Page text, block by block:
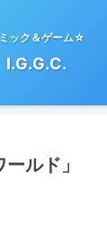
ック＆ゲーム☆
I.G.G.C.
ルド」